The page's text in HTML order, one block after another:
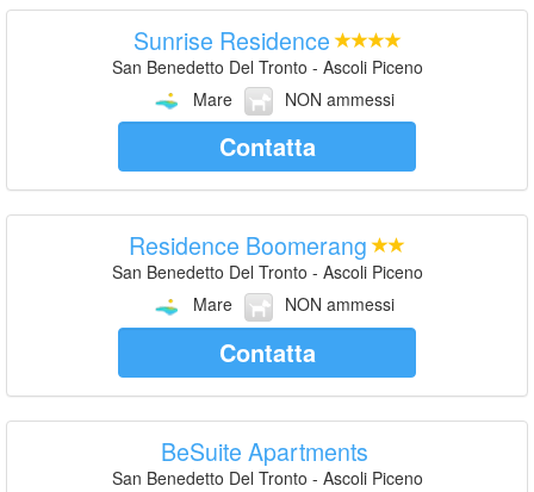
Sunrise Residence
San Benedetto Del Tronto - Ascoli Piceno
Mare
NON ammessi
Contatta
Residence Boomerang
San Benedetto Del Tronto - Ascoli Piceno
Mare
NON ammessi
Contatta
BeSuite Apartments
San Benedetto Del Tronto - Ascoli Piceno